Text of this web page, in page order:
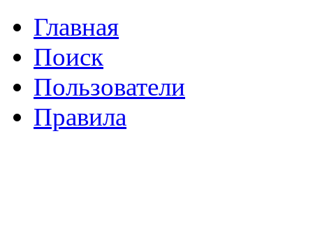
Главная
Поиск
Пользователи
Правила